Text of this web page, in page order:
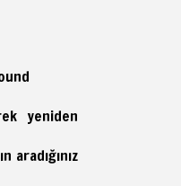
yeniden
aradığınız